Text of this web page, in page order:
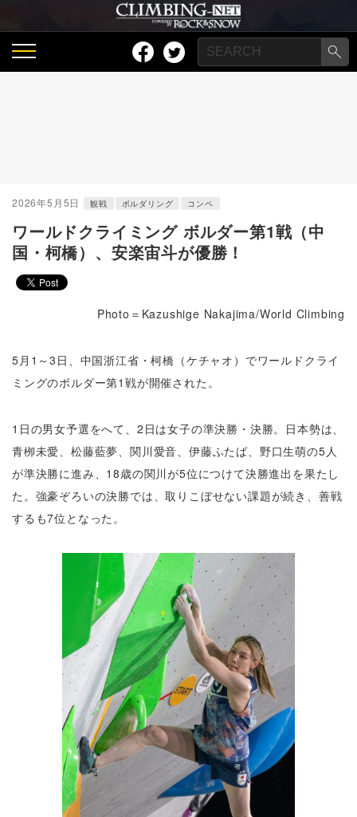
2026年5月5日 観戦 ボルダリング コンペ
ワールドクライミング ボルダー第1戦（中
国・柯橋）、安楽宙斗が優勝！
Photo＝Kazushige Nakajima/World Climbing
5月1～3日、中国浙江省・柯橋（ケチャオ）でワールドクライ
ミングのボルダー第1戦が開催された。
1日の男女予選をへて、2日は女子の準決勝・決勝。日本勢は、
青栁未愛、松藤藍夢、関川愛音、伊藤ふたば、野口生萌の5人
が準決勝に進み、18歳の関川が5位につけて決勝進出を果たし
た。強豪ぞろいの決勝では、取りこぼせない課題が続き、善戦
するも7位となった。